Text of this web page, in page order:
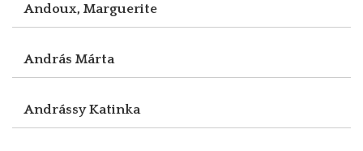
Andoux, Marguerite
András Márta
Andrássy Katinka